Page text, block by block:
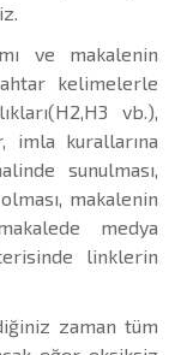
ve makalenin
kelimelerle
vb.),
imla kurallarına
sunulması,
makalenin
medya
linklerin
zaman tüm